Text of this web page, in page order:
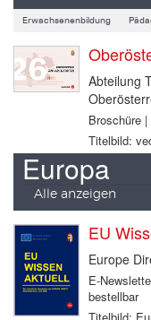
Erwachsenenbildung
Abteilung
Broschüre
Titelbild:
Europa
Alle anzeigen
EU
Europe
E-
bestellbar